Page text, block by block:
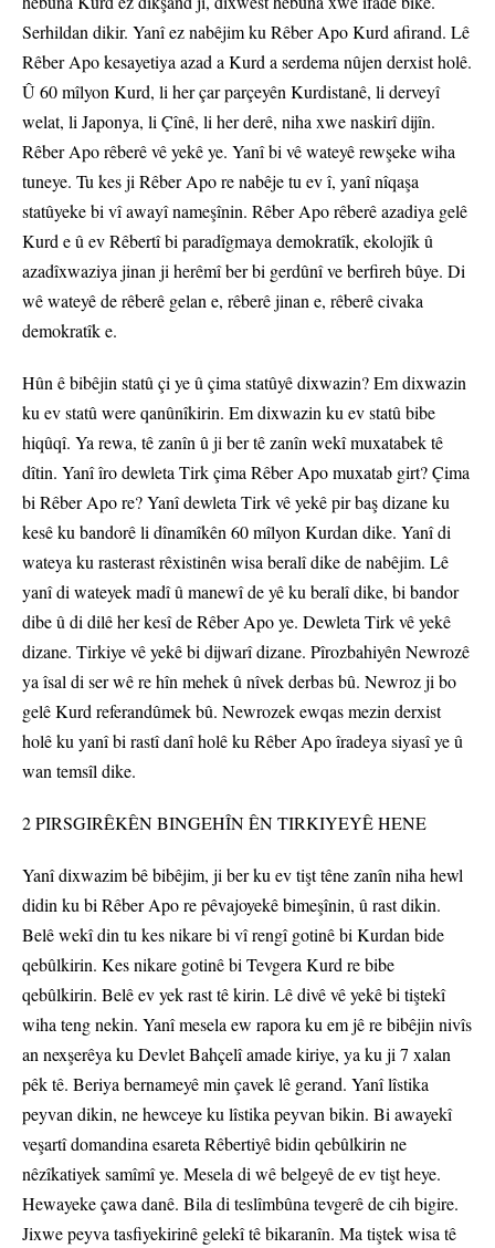
Serhildan dikir. Yanî ez nabêjim ku Rêber Apo Kurd afirand. Lê
Rêber Apo kesayetiya azad a Kurd a serdema nûjen derxist holê.
Û 60 mîlyon Kurd, li her çar parçeyên Kurdistanê, li derveyî
welat, li Japonya, li Çînê, li her derê, niha xwe naskirî dijîn.
Rêber Apo rêberê vê yekê ye. Yanî bi vê wateyê rewşeke wiha
tuneye. Tu kes ji Rêber Apo re nabêje tu ev î, yanî nîqaşa
statûyeke bi vî awayî nameşînin. Rêber Apo rêberê azadiya gelê
Kurd e û ev Rêbertî bi paradîgmaya demokratîk, ekolojîk û
azadîxwaziya jinan ji herêmî ber bi gerdûnî ve berfireh bûye. Di
wê wateyê de rêberê gelan e, rêberê jinan e, rêberê civaka
demokratîk e.
Hûn ê bibêjin statû çi ye û çima statûyê dixwazin? Em dixwazin
ku ev statû were qanûnîkirin. Em dixwazin ku ev statû bibe
hiqûqî. Ya rewa, tê zanîn û ji ber tê zanîn wekî muxatabek tê
dîtin. Yanî îro dewleta Tirk çima Rêber Apo muxatab girt? Çima
bi Rêber Apo re? Yanî dewleta Tirk vê yekê pir baş dizane ku
kesê ku bandorê li dînamîkên 60 mîlyon Kurdan dike. Yanî di
wateya ku rasterast rêxistinên wisa beralî dike de nabêjim. Lê
yanî di wateyek madî û manewî de yê ku beralî dike, bi bandor
dibe û di dilê her kesî de Rêber Apo ye. Dewleta Tirk vê yekê
dizane. Tirkiye vê yekê bi dijwarî dizane. Pîrozbahiyên Newrozê
ya îsal di ser wê re hîn mehek û nîvek derbas bû. Newroz ji bo
gelê Kurd referandûmek bû. Newrozek ewqas mezin derxist
holê ku yanî bi rastî danî holê ku Rêber Apo îradeya siyasî ye û
wan temsîl dike.
2 PIRSGIRÊKÊN BINGEHÎN ÊN TIRKIYEYÊ HENE
Yanî dixwazim bê bibêjim, ji ber ku ev tişt têne zanîn niha hewl
didin ku bi Rêber Apo re pêvajoyekê bimeşînin, û rast dikin.
Belê wekî din tu kes nikare bi vî rengî gotinê bi Kurdan bide
qebûlkirin. Kes nikare gotinê bi Tevgera Kurd re bibe
qebûlkirin. Belê ev yek rast tê kirin. Lê divê vê yekê bi tiştekî
wiha teng nekin. Yanî mesela ew rapora ku em jê re bibêjin nivîs
an nexşerêya ku Devlet Bahçelî amade kiriye, ya ku ji 7 xalan
pêk tê. Beriya bernameyê min çavek lê gerand. Yanî lîstika
peyvan dikin, ne hewceye ku lîstika peyvan bikin. Bi awayekî
veşartî domandina esareta Rêbertiyê bidin qebûlkirin ne
nêzîkatiyek samîmî ye. Mesela di wê belgeyê de ev tişt heye.
Hewayeke çawa danê. Bila di teslîmbûna tevgerê de cih bigire.
Jixwe peyva tasfiyekirinê gelekî tê bikaranîn. Ma tiştek wisa tê